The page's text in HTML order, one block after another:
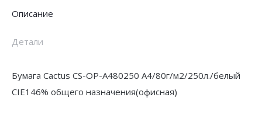
A4
C/80г/
белый
Описание
Детали
Бумага Cactus CS-OP-A480250 A4/80г/м2/250л./белый
CIE146% общего назначения(офисная)